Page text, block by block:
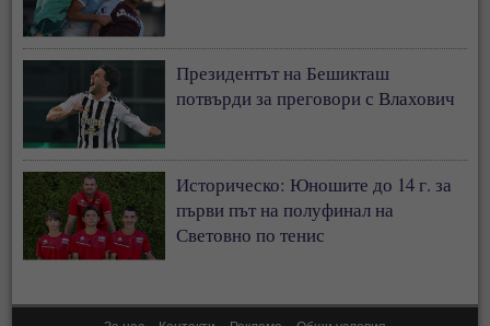
Президентът на Бешикташ
потвърди за преговори с Влахович
Историческо: Юношите до 14 г. за
първи път на полуфинал на
Световно по тенис